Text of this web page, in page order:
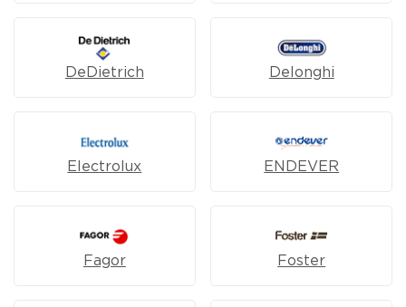
DeDietrich Delonghi
Electrolux ENDEVER
Fagor Foster